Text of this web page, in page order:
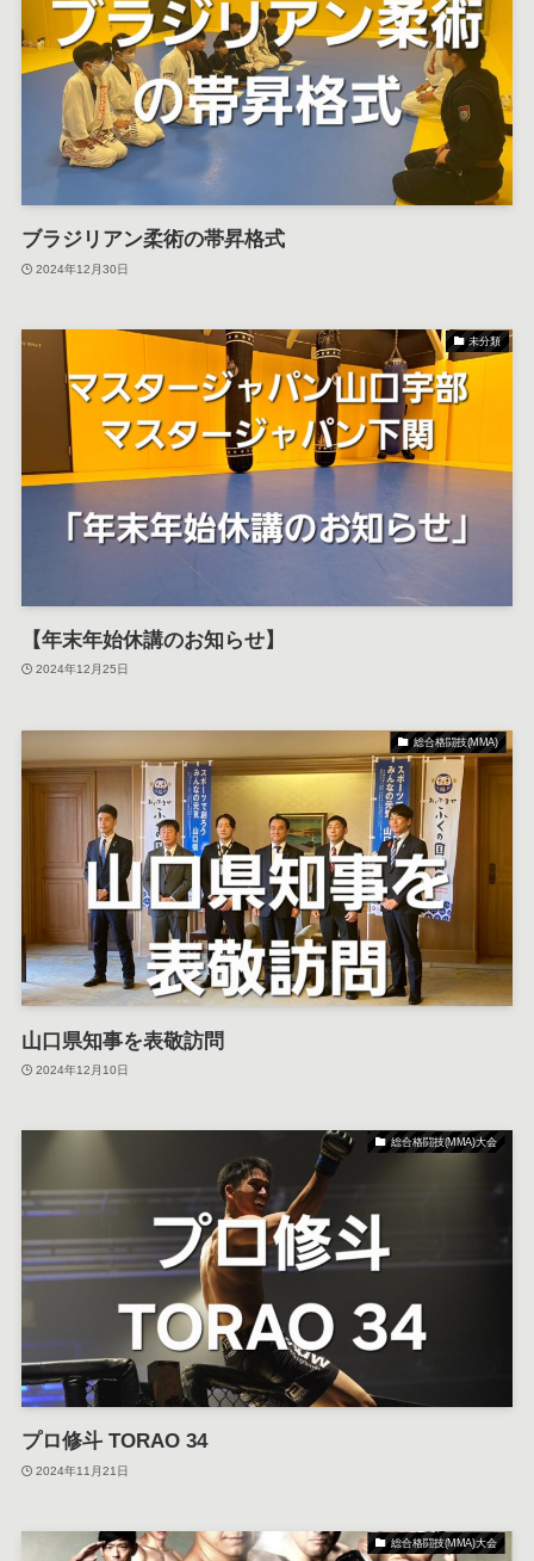
ブラジリアン柔術の帯昇格式
2024年12月30日
未分類
【年末年始休講のお知らせ】
2024年12月25日
総合格闘技(MMA)
山口県知事を表敬訪問
2024年12月10日
総合格闘技(MMA)大会
プロ修斗 TORAO 34
2024年11月21日
総合格闘技(MMA)大会